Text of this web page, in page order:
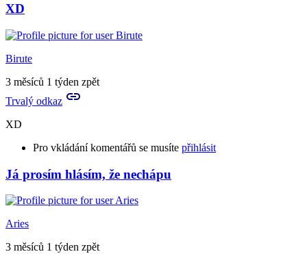
XD
Birute
3 měsíců 1 týden zpět
Trvalý odkaz
XD
Pro vkládání komentářů se musíte přihlásit
In
reply
to
Jo,
to
je
Já prosím hlásím, že nechápu
Aries
3 měsíců 1 týden zpět